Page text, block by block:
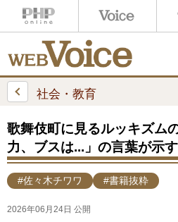
社会・教育
歌舞伎町に見るルッキズム
力、ブスは...」の言葉が示
#佐々木チワワ #書籍抜粋
2026年06月24日 公開